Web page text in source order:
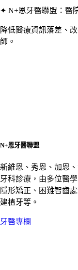
✦ N+恩牙醫聯盟：醫
降低醫療資訊落差、
師。
N+恩牙醫聯盟
新維恩、秀恩、加恩
牙科診療，由多位醫
隱形矯正、困難智齒
建植牙等。
牙醫專欄